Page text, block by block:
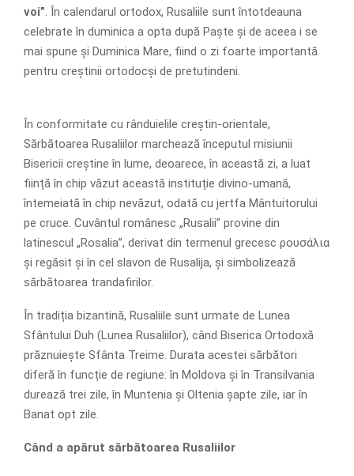
voi”. În calendarul ortodox, Rusaliile sunt întotdeauna
celebrate în duminica a opta după Paște și de aceea i se
mai spune și Duminica Mare, fiind o zi foarte importantă
pentru creștinii ortodocși de pretutindeni.
În conformitate cu rânduielile creștin-orientale,
Sărbătoarea Rusaliilor marchează începutul misiunii
Bisericii creștine în lume, deoarece, în această zi, a luat
ființă în chip văzut această instituție divino-umană,
întemeiată în chip nevăzut, odată cu jertfa Mântuitorului
pe cruce. Cuvântul românesc „Rusalii” provine din
latinescul „Rosalia”, derivat din termenul grecesc ρουσάλια
și regăsit și în cel slavon de Rusalija, și simbolizează
sărbătoarea trandafirilor.
În tradiția bizantină, Rusaliile sunt urmate de Lunea
Sfântului Duh (Lunea Rusaliilor), când Biserica Ortodoxă
prăznuiește Sfânta Treime. Durata acestei sărbători
diferă în funcție de regiune: în Moldova și în Transilvania
durează trei zile, în Muntenia și Oltenia șapte zile, iar în
Banat opt zile.
Când a apărut sărbătoarea Rusaliilor